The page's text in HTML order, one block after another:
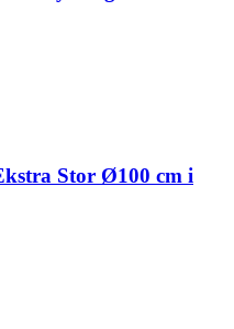
Stor Ø100 cm i